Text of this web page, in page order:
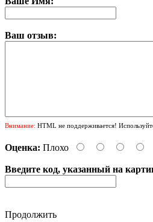
Ваш отзыв:
Внимание: HTML не поддерживается!
Оценка: Плохо
Введите код, указанный на
Продолжить